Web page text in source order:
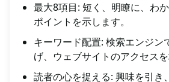
最大8項目: 短く、明瞭に、わ
ポイントを示します。
キーワード配置: 検索エンジン
げ、ウェブサイトのアクセスを
読者の心を捉える: 興味を引き